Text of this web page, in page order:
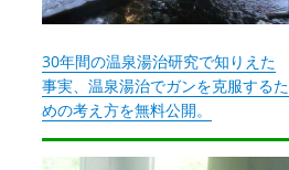
30年間の温泉湯治研究で知りえた
事実、温泉湯治でガンを克服するた
めの考え方を無料公開。